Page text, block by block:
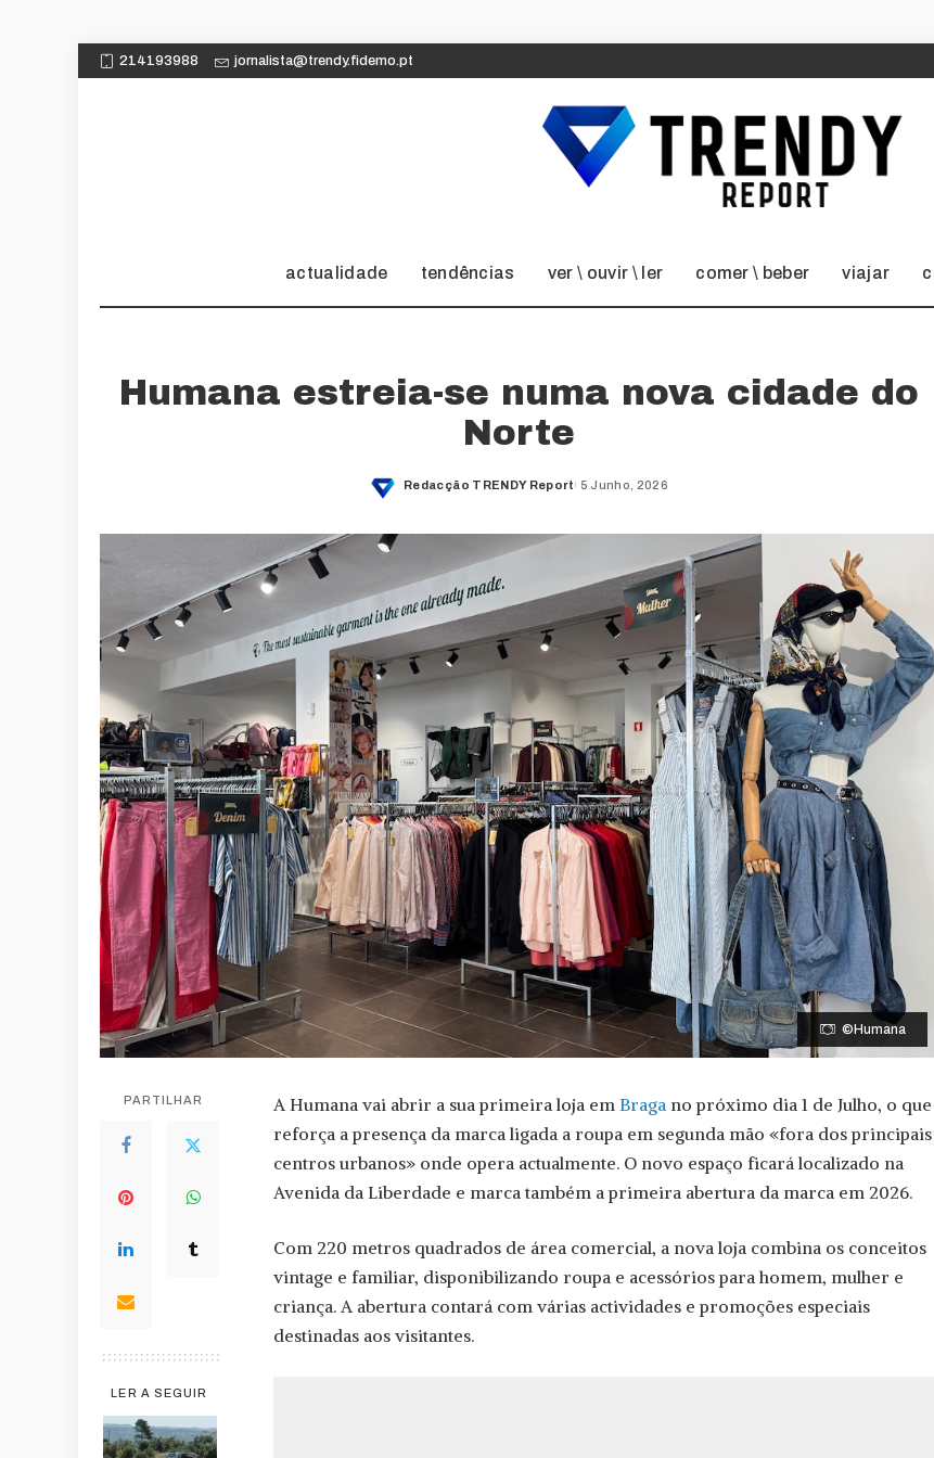
214193988 jornalista@trendy.fidemo.pt
actualidade tendências ver \ ouvir \ ler comer \ beber viajar
Humana estreia-se numa nova cidade do
Norte
Posted
Redacção TRENDY Report 5 Junho, 2026
©Humana
PARTILHAR
LER A SEGUIR
A Humana vai abrir a sua primeira loja em Braga no próximo dia 1 de Julho, o que
reforça a presença da marca ligada a roupa em segunda mão «fora dos principais
centros urbanos» onde opera actualmente. O novo espaço ficará localizado na
Avenida da Liberdade e marca também a primeira abertura da marca em 2026.
Com 220 metros quadrados de área comercial, a nova loja combina os conceitos
vintage e familiar, disponibilizando roupa e acessórios para homem, mulher e
criança. A abertura contará com várias actividades e promoções especiais
destinadas aos visitantes.